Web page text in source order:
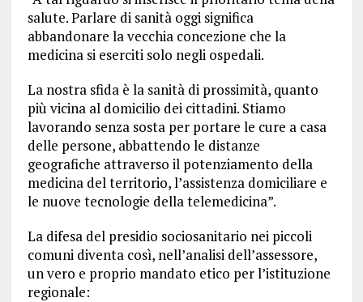
salute. Parlare di sanità oggi significa
abbandonare la vecchia concezione che la
medicina si eserciti solo negli ospedali.
La nostra sfida è la sanità di prossimità, quanto
più vicina al domicilio dei cittadini. Stiamo
lavorando senza sosta per portare le cure a casa
delle persone, abbattendo le distanze
geografiche attraverso il potenziamento della
medicina del territorio, l’assistenza domiciliare e
le nuove tecnologie della telemedicina”.
La difesa del presidio sociosanitario nei piccoli
comuni diventa così, nell’analisi dell’assessore,
un vero e proprio mandato etico per l’istituzione
regionale: